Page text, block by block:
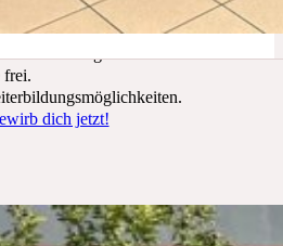
in einer krisenfesten Branche.
frei.
dich jetzt!